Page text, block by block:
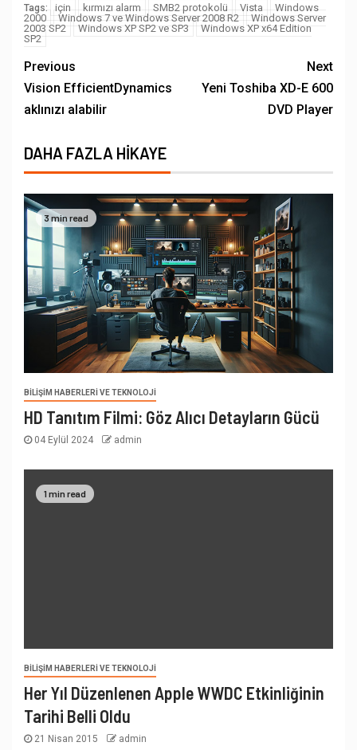
Tags: için kırmızı alarm SMB2 protokolü Vista
Windows
2000
Windows 7 ve Windows Server 2008 R2
Windows Server
2003 SP2
Windows XP SP2 ve SP3
Windows XP x64 Edition
SP2
Previous
Vision EfficientDynamics
aklınızı alabilir
Next
Yeni Toshiba XD-E 600
DVD Player
DAHA FAZLA HIKAYE
3 min read
BILIŞIM HABERLERI VE TEKNOLOJI
HD Tanıtım Filmi: Göz Alıcı Detayların Gücü
04 Eylül 2024 admin
1 min read
BILIŞIM HABERLERI VE TEKNOLOJI
Her Yıl Düzenlenen Apple WWDC Etkinliğinin
Tarihi Belli Oldu
21 Nisan 2015 admin